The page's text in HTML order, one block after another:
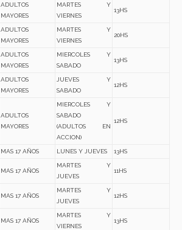
ADULTOS
MAYORES
MARTES Y
VIERNES
13HS
ADULTOS
MAYORES
MARTES Y
VIERNES
20HS
ADULTOS
MAYORES
MIERCOLES Y
SABADO
13HS
ADULTOS
MAYORES
JUEVES Y
SABADO
12HS
ADULTOS
MAYORES
MIERCOLES Y
SABADO
(ADULTOS EN
ACCION)
12HS
MAS 17 AÑOS LUNES Y JUEVES 13HS
MAS 17 AÑOS
MARTES Y
JUEVES
11HS
MAS 17 AÑOS
MARTES Y
JUEVES
12HS
MAS 17 AÑOS
MARTES Y
VIERNES
13HS